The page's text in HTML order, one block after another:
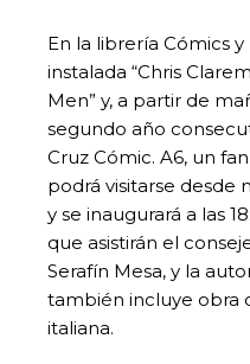
En la librería Cómics
instalada “Chris
Men” y, a partir de
segundo año
Cruz Cómic. A6, un
podrá visitarse desde
y se inaugurará a las
que asistirán el
Serafín Mesa, y la
también incluye obra
italiana.